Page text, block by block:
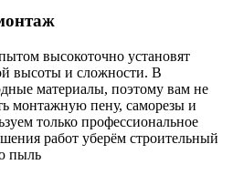
высокоточно установят
высоты и сложности. В
материалы, поэтому вам не
монтажную пену, саморезы и
только профессиональное
работ уберём строительный
пыль